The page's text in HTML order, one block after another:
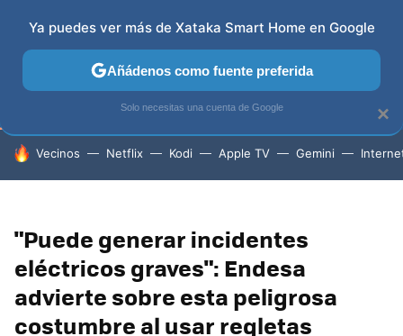
TELEVISORES CONTENIDOS SMART TV SELECCIÓN
HOY SE HABLA DE
Vecinos Netflix Kodi Apple TV Gemini
"Puede generar incidentes
eléctricos graves": Endesa
advierte sobre esta peligrosa
costumbre al usar regletas
×
Ya puedes ver más de Xataka Smart Home en Google
Añádenos como fuente preferida
Solo necesitas una cuenta de Google